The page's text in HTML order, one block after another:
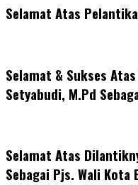
Selamat Atas
Selamat & Sukses
Setyabudi, M.Pd
Selamat Atas
Sebagai Pjs. Wali